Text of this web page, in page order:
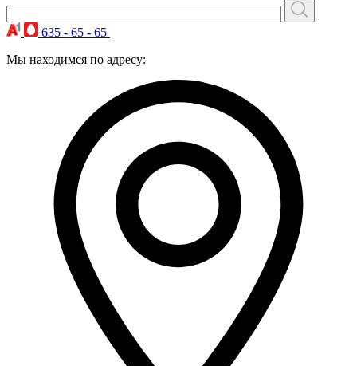
635 - 65 - 65
Мы находимся по адресу: